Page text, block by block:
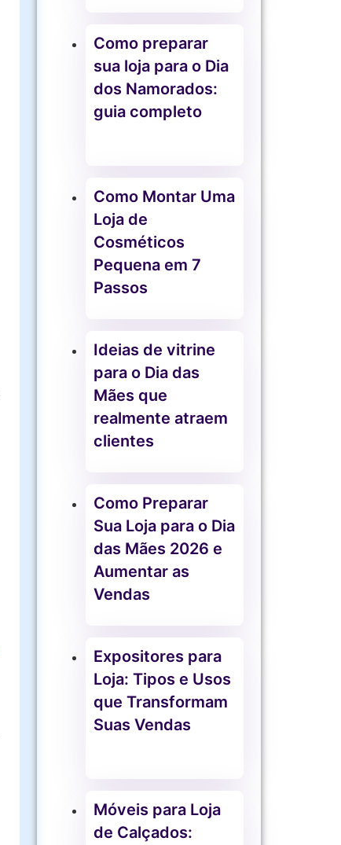
Como preparar
sua loja para o Dia
dos Namorados:
guia completo
Como Montar Uma
Loja de
Cosméticos
Pequena em 7
Passos
Ideias de vitrine
para o Dia das
Mães que
realmente atraem
clientes
Como Preparar
Sua Loja para o Dia
das Mães 2026 e
Aumentar as
Vendas
Expositores para
Loja: Tipos e Usos
que Transformam
Suas Vendas
Móveis para Loja
de Calçados: